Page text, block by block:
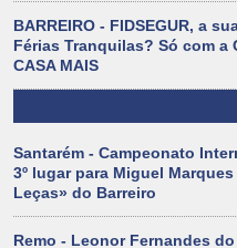
BARREIRO - FIDSEGUR, a
Férias Tranquilas? Só com a
CASA MAIS
Santarém - Campeonato
3º lugar para Miguel
Leças» do Barreiro
Remo - Leonor Fernandes